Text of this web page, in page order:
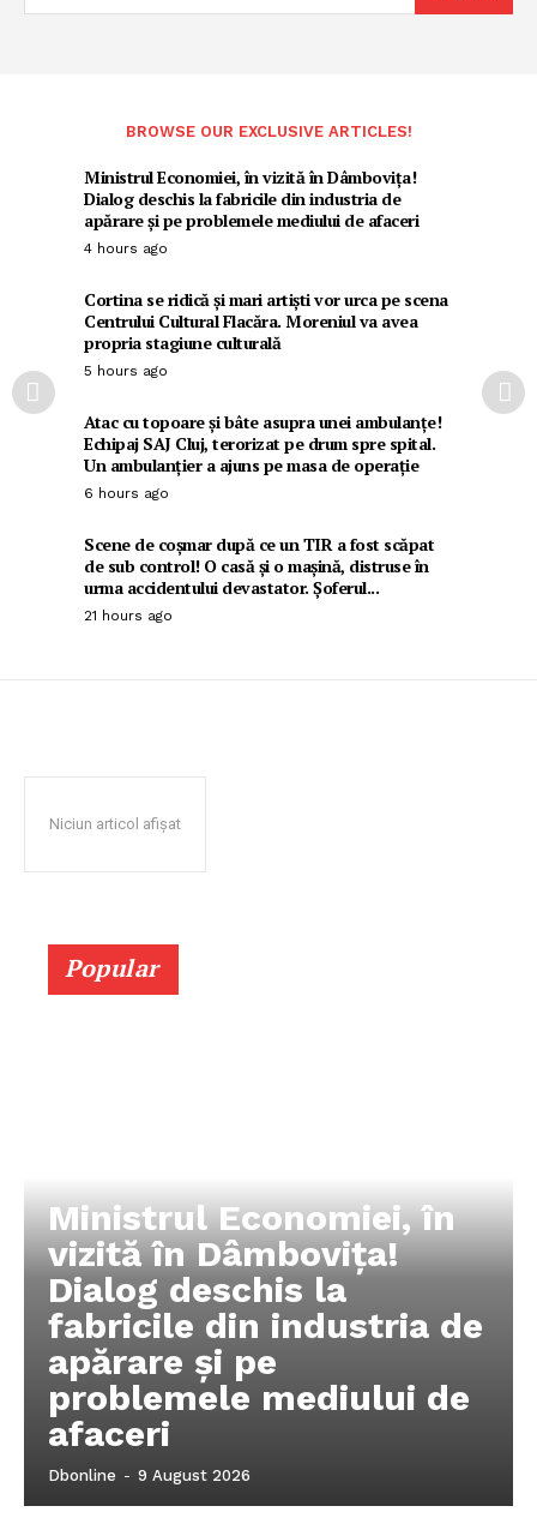
BROWSE OUR EXCLUSIVE ARTICLES!
Ministrul Economiei, în vizită în Dâmbovița!
Dialog deschis la fabricile din industria de
apărare și pe problemele mediului de afaceri
4 hours ago
Cortina se ridică și mari artiști vor urca pe scena
Centrului Cultural Flacăra. Moreniul va avea
propria stagiune culturală
5 hours ago
Atac cu topoare și bâte asupra unei ambulanțe!
Echipaj SAJ Cluj, terorizat pe drum spre spital.
Un ambulanțier a ajuns pe masa de operație
6 hours ago
Scene de coșmar după ce un TIR a fost scăpat
de sub control! O casă și o mașină, distruse în
urma accidentului devastator. Șoferul...
21 hours ago
Niciun articol afișat
Popular
Ministrul Economiei, în
vizită în Dâmbovița!
Dialog deschis la
fabricile din industria de
apărare și pe
problemele mediului de
afaceri
Dbonline - 9 August 2026